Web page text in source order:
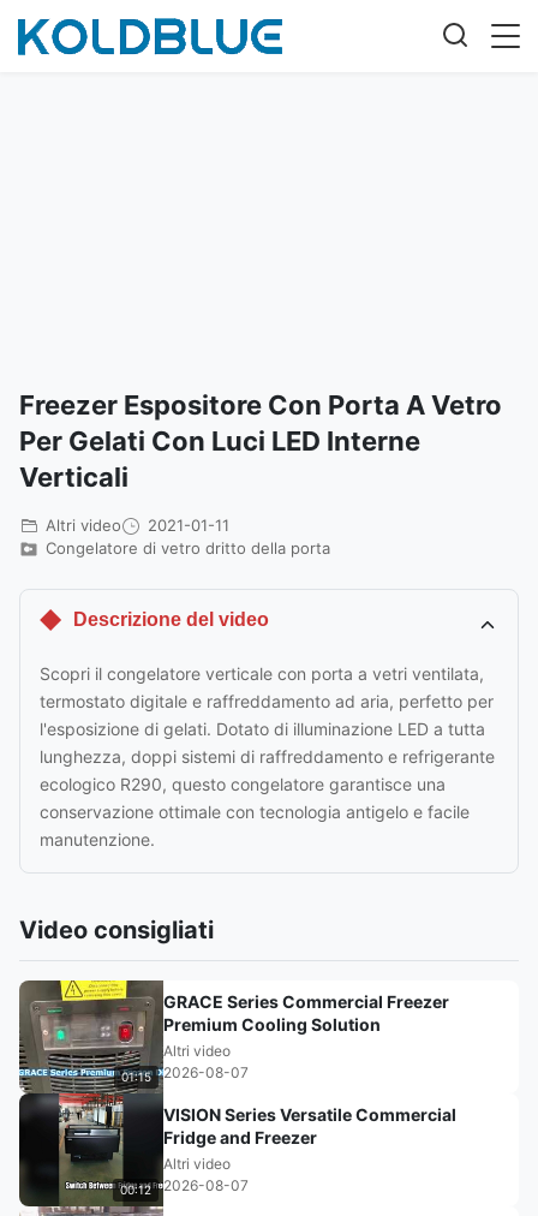
Freezer Espositore Con Porta A Vetro
Per Gelati Con Luci LED Interne
Verticali
Altri video
2021-01-11
Congelatore di vetro dritto della porta
Descrizione del video
Scopri il congelatore verticale con porta a vetri ventilata,
termostato digitale e raffreddamento ad aria, perfetto per
l'esposizione di gelati. Dotato di illuminazione LED a tutta
lunghezza, doppi sistemi di raffreddamento e refrigerante
ecologico R290, questo congelatore garantisce una
conservazione ottimale con tecnologia antigelo e facile
manutenzione.
Video consigliati
01:15
GRACE Series Commercial Freezer
Premium Cooling Solution
Altri video
2026-08-07
00:12
VISION Series Versatile Commercial
Fridge and Freezer
Altri video
2026-08-07